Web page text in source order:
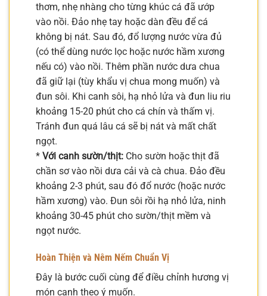
thơm, nhẹ nhàng cho từng khúc cá đã ướp
vào nồi. Đảo nhẹ tay hoặc dàn đều để cá
không bị nát. Sau đó, đổ lượng nước vừa đủ
(có thể dùng nước lọc hoặc nước hầm xương
nếu có) vào nồi. Thêm phần nước dưa chua
đã giữ lại (tùy khẩu vị chua mong muốn) và
đun sôi. Khi canh sôi, hạ nhỏ lửa và đun liu riu
khoảng 15-20 phút cho cá chín và thấm vị.
Tránh đun quá lâu cá sẽ bị nát và mất chất
ngọt.
* Với canh sườn/thịt: Cho sườn hoặc thịt đã
chần sơ vào nồi dưa cải và cà chua. Đảo đều
khoảng 2-3 phút, sau đó đổ nước (hoặc nước
hầm xương) vào. Đun sôi rồi hạ nhỏ lửa, ninh
khoảng 30-45 phút cho sườn/thịt mềm và
ngọt nước.
Hoàn Thiện và Nêm Nếm Chuẩn Vị
Đây là bước cuối cùng để điều chỉnh hương vị
món canh theo ý muốn.